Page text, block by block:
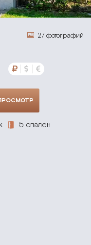
27 фотографий
5 спален